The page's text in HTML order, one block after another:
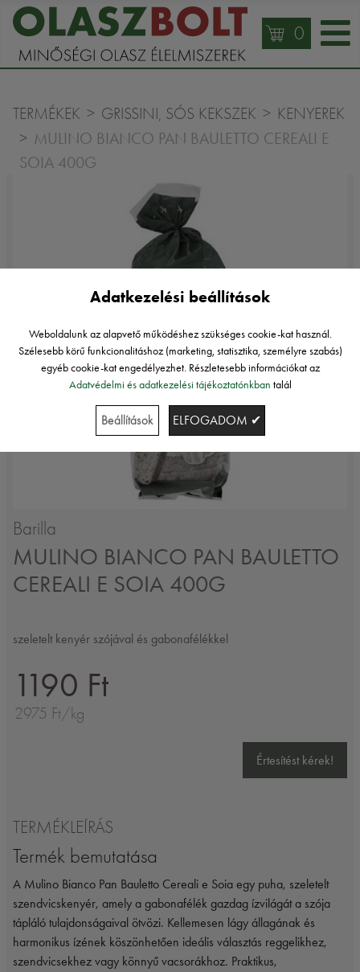
0
TERMÉKEK GRISSINI, SÓS KEKSZEK KENYEREK
MULINO BIANCO PAN BAULETTO CEREALI E
SOIA 400G
Barilla
MULINO BIANCO PAN BAULETTO
CEREALI E SOIA 400G
szeletelt kenyér szójával és gabonafélékkel
1190 Ft
2975 Ft/kg
Értesítést kérek!
TERMÉKLEÍRÁS
Termék bemutatása
A Mulino Bianco Pan Bauletto Cereali e Soia egy puha, szeletelt
szendvicskenyér, amely a gabonafélék gazdag ízvilágát a szója
tápláló tulajdonságaival ötvözi. Kellemesen lágy állagának és
harmonikus ízének köszönhetően ideális választás reggelikhez,
szendvicsekhez vagy könnyű vacsorákhoz. Praktikus,
Adatkezelési beállítások
Weboldalunk az alapvető működéshez szükséges cookie-kat használ.
Szélesebb körű funkcionalitáshoz (marketing, statisztika, személyre szabás)
egyéb cookie-kat engedélyezhet. Részletesebb információkat az
Adatvédelmi és adatkezelési tájékoztatónkban talál
Beállítások ELFOGADOM ✔